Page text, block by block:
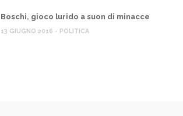
Boschi, gioco lurido a suon di minacce
13 GIUGNO 2016 - POLITICA